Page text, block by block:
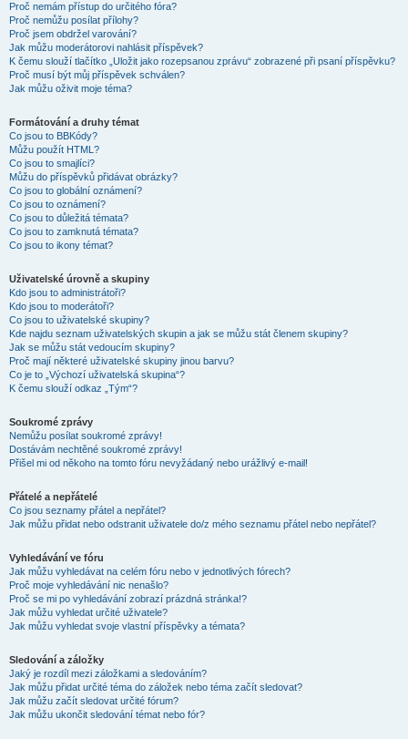
Proč nemám přístup do určitého fóra?
Proč nemůžu posílat přílohy?
Proč jsem obdržel varování?
Jak můžu moderátorovi nahlásit příspěvek?
K čemu slouží tlačítko „Uložit jako rozepsanou zprávu“ zobrazené při psaní příspěvku?
Proč musí být můj příspěvek schválen?
Jak můžu oživit moje téma?
Formátování a druhy témat
Co jsou to BBKódy?
Můžu použít HTML?
Co jsou to smajlíci?
Můžu do příspěvků přidávat obrázky?
Co jsou to globální oznámení?
Co jsou to oznámení?
Co jsou to důležitá témata?
Co jsou to zamknutá témata?
Co jsou to ikony témat?
Uživatelské úrovně a skupiny
Kdo jsou to administrátoři?
Kdo jsou to moderátoři?
Co jsou to uživatelské skupiny?
Kde najdu seznam uživatelských skupin a jak se můžu stát členem skupiny?
Jak se můžu stát vedoucím skupiny?
Proč mají některé uživatelské skupiny jinou barvu?
Co je to „Výchozí uživatelská skupina“?
K čemu slouží odkaz „Tým“?
Soukromé zprávy
Nemůžu posílat soukromé zprávy!
Dostávám nechtěné soukromé zprávy!
Přišel mi od někoho na tomto fóru nevyžádaný nebo urážlivý e-mail!
Přátelé a nepřátelé
Co jsou seznamy přátel a nepřátel?
Jak můžu přidat nebo odstranit uživatele do/z mého seznamu přátel nebo nepřátel?
Vyhledávání ve fóru
Jak můžu vyhledávat na celém fóru nebo v jednotlivých fórech?
Proč moje vyhledávání nic nenašlo?
Proč se mi po vyhledávání zobrazí prázdná stránka!?
Jak můžu vyhledat určité uživatele?
Jak můžu vyhledat svoje vlastní příspěvky a témata?
Sledování a záložky
Jaký je rozdíl mezi záložkami a sledováním?
Jak můžu přidat určité téma do záložek nebo téma začít sledovat?
Jak můžu začít sledovat určité fórum?
Jak můžu ukončit sledování témat nebo fór?